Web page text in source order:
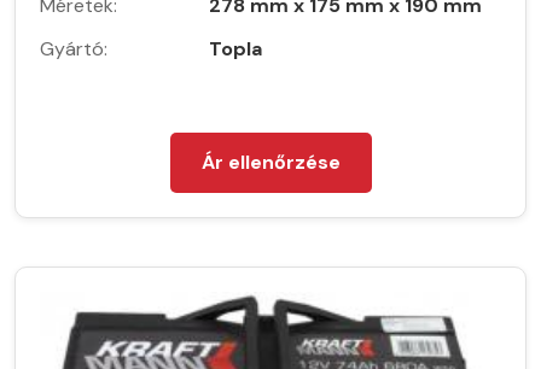
Méretek:
278 mm x 175 mm x 190 mm
Gyártó:
Topla
Ár ellenőrzése